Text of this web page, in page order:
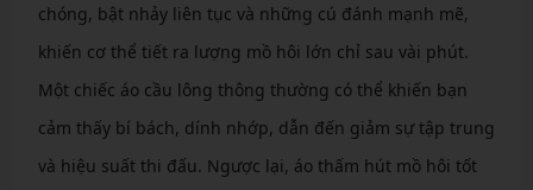
chóng, bật nhảy liên tục và những cú đánh mạnh mẽ,
khiến cơ thể tiết ra lượng mồ hôi lớn chỉ sau vài phút.
Một chiếc áo cầu lông thông thường có thể khiến bạn
cảm thấy bí bách, dính nhớp, dẫn đến giảm sự tập trung
và hiệu suất thi đấu. Ngược lại, áo thấm hút mồ hôi tốt